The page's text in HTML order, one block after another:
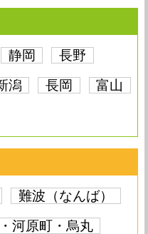
静岡
長野
潟 長岡
富山
難波（なんば）
河原町・烏丸